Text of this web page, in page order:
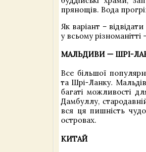
прянощів. Вода
Як варіант –
у всьому
МАЛЬДИВИ — ШРІ-
Все більшої
та Шрі-Ланку.
багаті можливості
Дамбуллу,
вся ця пишність
островах.
КИТАЙ